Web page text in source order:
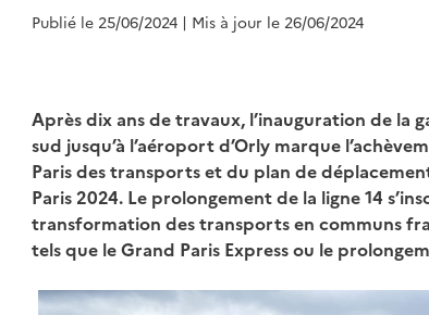
Publié le 25/06/2024 | Mis à jour le 26/06/2024
Après dix ans de travaux, l’inauguration de la
sud jusqu’à l’aéroport d’Orly marque
Paris des transports et du plan de
Paris 2024. Le prolongement de la ligne 14
transformation des transports en communs
tels que le Grand Paris Express ou le